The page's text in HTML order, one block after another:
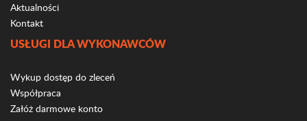
Aktualności
Kontakt
USŁUGI DLA WYKONAWCÓW
Wykup dostęp do zleceń
Współpraca
Załóż darmowe konto